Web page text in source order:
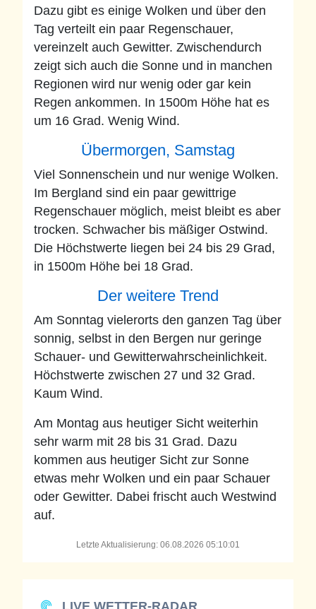
Dazu gibt es einige Wolken und über den
Tag verteilt ein paar Regenschauer,
vereinzelt auch Gewitter. Zwischendurch
zeigt sich auch die Sonne und in manchen
Regionen wird nur wenig oder gar kein
Regen ankommen. In 1500m Höhe hat es
um 16 Grad. Wenig Wind.
Übermorgen, Samstag
Viel Sonnenschein und nur wenige Wolken.
Im Bergland sind ein paar gewittrige
Regenschauer möglich, meist bleibt es aber
trocken. Schwacher bis mäßiger Ostwind.
Die Höchstwerte liegen bei 24 bis 29 Grad,
in 1500m Höhe bei 18 Grad.
Der weitere Trend
Am Sonntag vielerorts den ganzen Tag über
sonnig, selbst in den Bergen nur geringe
Schauer- und Gewitterwahrscheinlichkeit.
Höchstwerte zwischen 27 und 32 Grad.
Kaum Wind.
Am Montag aus heutiger Sicht weiterhin
sehr warm mit 28 bis 31 Grad. Dazu
kommen aus heutiger Sicht zur Sonne
etwas mehr Wolken und ein paar Schauer
oder Gewitter. Dabei frischt auch Westwind
auf.
Letzte Aktualisierung: 06.08.2026 05:10:01
LIVE WETTER-RADAR